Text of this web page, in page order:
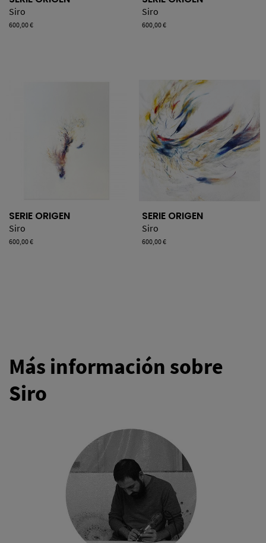
Siro
Precio
600,00 €
Siro
Precio
600,00 €
SERIE ORIGEN
Siro
Precio
600,00 €
SERIE ORIGEN
Siro
Precio
600,00 €
Más información sobre
Siro